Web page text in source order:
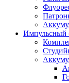
Импульсный